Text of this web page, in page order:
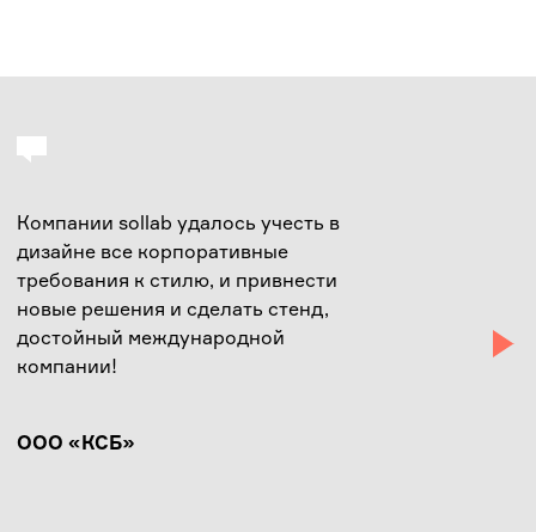
Компании sollab удалось учесть в
дизайне все корпоративные
требования к стилю, и привнести
новые решения и сделать стенд,
достойный международной
компании!
ООО «КСБ»